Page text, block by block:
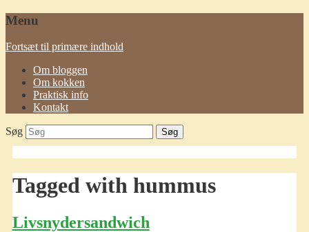
Menu
Fortsæt til primære indhold
Om bloggen
Om kokken
Praktisk info
Kontakt
Søg
Tagged with hummus
Livsnydersandwich